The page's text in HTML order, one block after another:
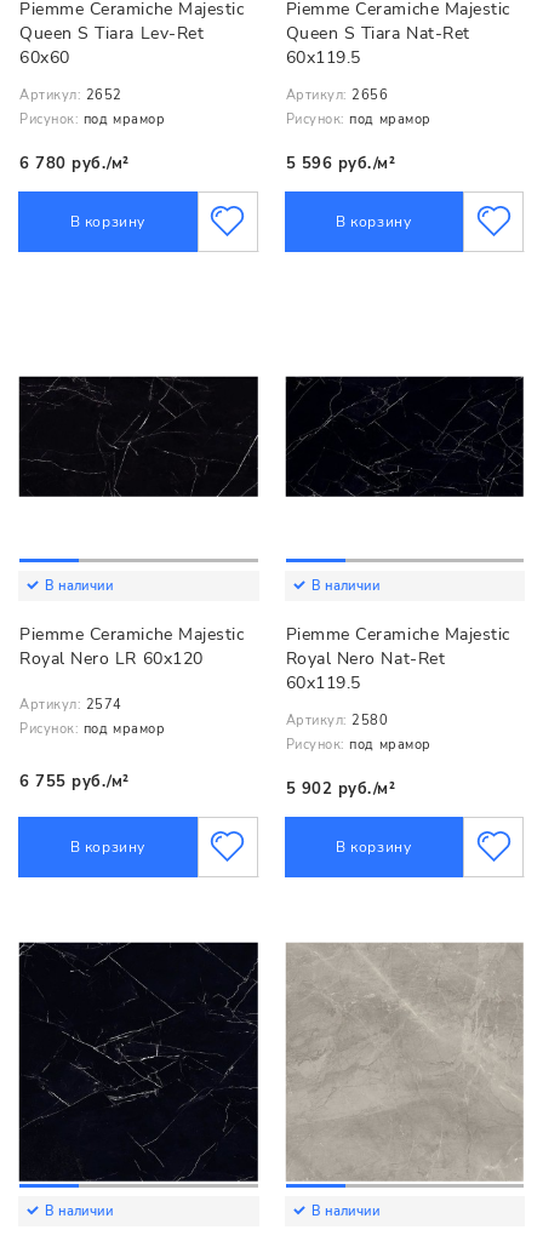
Piemme Ceramiche Majestic
Queen S Tiara Lev-Ret
60x60
Артикул: 2652
Рисунок: под мрамор
6 780 руб./м²
В корзину
Piemme Ceramiche Majestic
Queen S Tiara Nat-Ret
60x119.5
Артикул: 2656
Рисунок: под мрамор
5 596 руб./м²
В корзину
В наличии
Piemme Ceramiche Majestic
Royal Nero LR 60x120
Артикул: 2574
Рисунок: под мрамор
6 755 руб./м²
В корзину
В наличии
Piemme Ceramiche Majestic
Royal Nero Nat-Ret
60x119.5
Артикул: 2580
Рисунок: под мрамор
5 902 руб./м²
В корзину
В наличии В наличии